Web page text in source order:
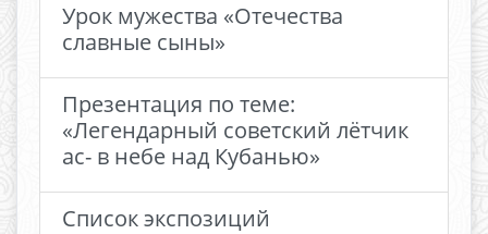
Урок мужества «Отечества
славные сыны»
Презентация по теме:
«Легендарный советский лётчик
ас- в небе над Кубанью»
Список экспозиций